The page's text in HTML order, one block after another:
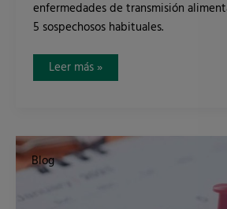
enfermedades de transmisión
5 sospechosos habituales.
Leer más »
Blog
¿Caduca
carnet
de